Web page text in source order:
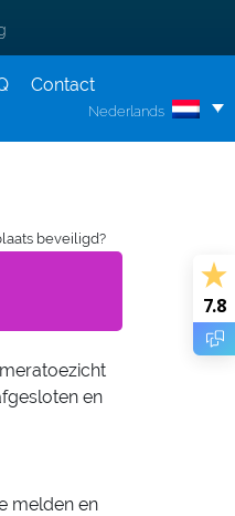
Contact
Nederlands
beveiligd?
en
melden en
7.8